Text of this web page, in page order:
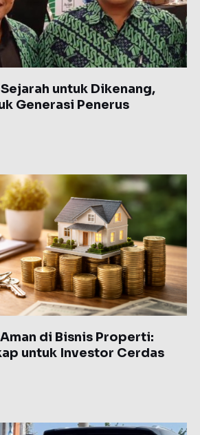
untuk Dikenang,
Generasi Penerus
di Bisnis Properti:
untuk Investor Cerdas